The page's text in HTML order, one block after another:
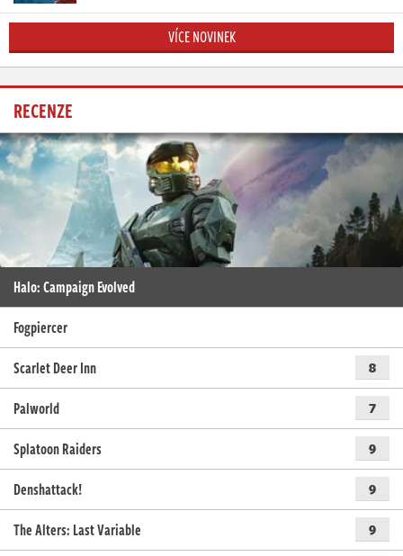
VÍCE NOVINEK
RECENZE
Halo: Campaign Evolved
Fogpiercer
Scarlet Deer Inn
8
Palworld 7
Splatoon Raiders 9
Denshattack! 9
The Alters: Last Variable 9